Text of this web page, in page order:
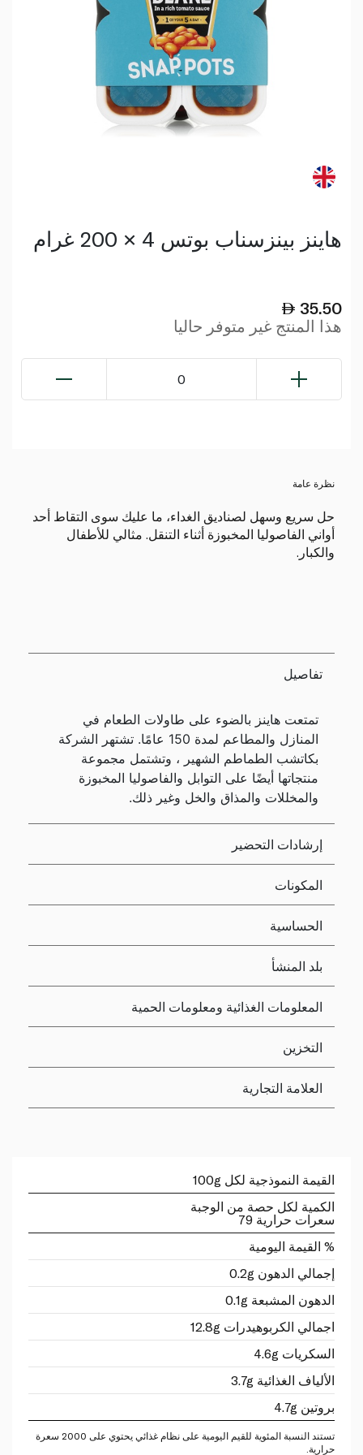
هاينز بينزسناب بوتس 4 × 200 غرام
35.50
هذا المنتج غير متوفر حاليا
0
نظرة عامة
حل سريع وسهل لصناديق الغداء، ما عليك سوى التقاط أحد
أواني الفاصوليا المخبوزة أثناء التنقل. مثالي للأطفال
والكبار.
تفاصيل
تمتعت هاينز بالضوء على طاولات الطعام في
المنازل والمطاعم لمدة 150 عامًا. تشتهر الشركة
بكاتشب الطماطم الشهير ، وتشتمل مجموعة
منتجاتها أيضًا على التوابل والفاصوليا المخبوزة
والمخللات والمذاق والخل وغير ذلك.
إرشادات التحضير
المكونات
الحساسية
بلد المنشأ
المعلومات الغذائية ومعلومات الحمية
التخزين
العلامة التجارية
القيمة النموذجية لكل 100g
الكمية لكل حصة من الوجبة
سعرات حرارية 79
% القيمة اليومية
إجمالي الدهون 0.2g
الدهون المشبعة 0.1g
اجمالي الكربوهيدرات 12.8g
السكريات 4.6g
الألياف الغذائية 3.7g
بروتين 4.7g
تستند النسبة المئوية للقيم اليومية على نظام غذائي يحتوي على 2000 سعرة
حرارية.